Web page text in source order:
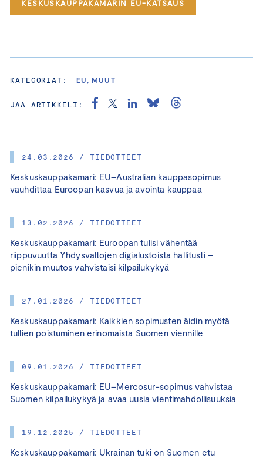
24.03.2026 / TIEDOTTEET
Keskuskauppakamari: EU–Australian kauppasopimus
vauhdittaa Euroopan kasvua ja avointa kauppaa
13.02.2026 / TIEDOTTEET
Keskuskauppakamari: Euroopan tulisi vähentää
riippuvuutta Yhdysvaltojen digialustoista hallitusti –
pienikin muutos vahvistaisi kilpailukykyä
27.01.2026 / TIEDOTTEET
Keskuskauppakamari: Kaikkien sopimusten äidin myötä
tullien poistuminen erinomaista Suomen viennille
09.01.2026 / TIEDOTTEET
Keskuskauppakamari: EU–Mercosur-sopimus vahvistaa
Suomen kilpailukykyä ja avaa uusia vientimahdollisuuksia
19.12.2025 / TIEDOTTEET
Keskuskauppakamari: Ukrainan tuki on Suomen etu
KESKUSKAUPPAKAMARIN EU-KATSAUS
KATEGORIAT: EU, MUUT
JAA ARTIKKELI: